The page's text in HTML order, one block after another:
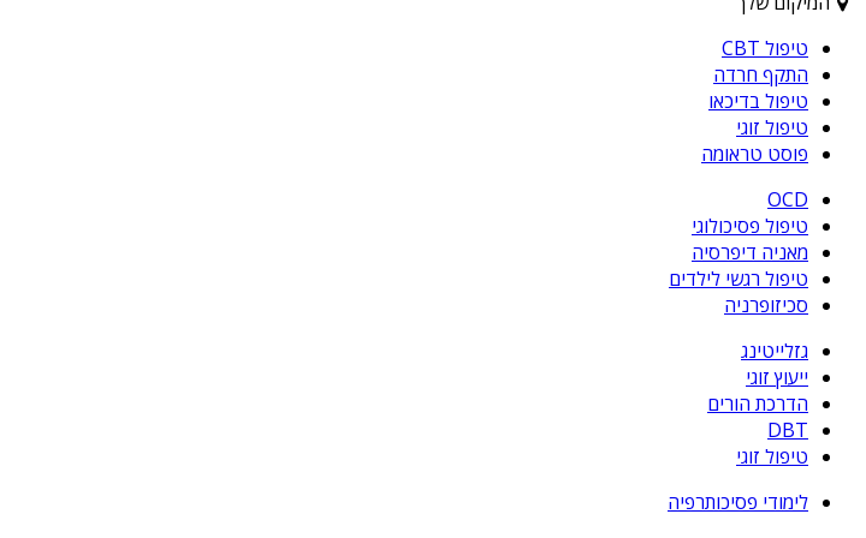
טיפול CBT
התקף חרדה
טיפול בדיכאו
טיפול זוגי
פוסט טראומה
OCD
טיפול פסיכולוגי
מאניה דיפרסיה
טיפול רגשי לילדים
סכיזופרניה
גזלייטינג
ייעוץ זוגי
הדרכת הורים
DBT
טיפול זוגי
לימודי פסיכותרפיה